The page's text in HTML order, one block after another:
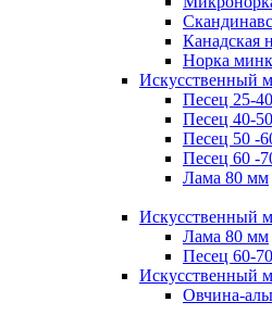
Канадская
Норка
Искусственный
Песец 25-
Песец 40-
Песец 50 -
Песец 60 -
Лама 80 мм
Искусственный
Лама 80 мм
Песец 60-
Искусственный
Овчина-